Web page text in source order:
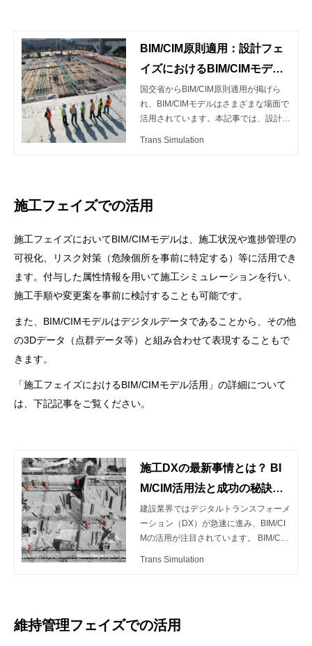
BIM/CIM原則適用：設計フェ
イズにおけるBIM/CIMモデル
の作成・活用
国交省からBIM/CIM原則適用が掲げら
れ、BIM/CIMモデルはさまざまな場面で
活用されています。本記事では、設計フ
Trans Simulation
施工フェイズでの活用
施工フェイズにおいてBIM/CIMモデルは、施工状況や進捗管理の
可視化、リスク対策（危険個所を事前に特定する）等に活用でき
ます。付与した属性情報を用いて施工シミュレーションを行い、
施工手順や変更案を事前に検討することも可能です。
また、BIM/CIMモデルはデジタルデータであることから、その他
の3Dデータ（点群データ等）と組み合わせて表現することもで
きます。
「施工フェイズにおけるBIM/CIMモデル活用」の詳細について
は、下記記事をご覧ください。
施工DXの最新事情とは？ BI
M/CIM活用法と成功の秘訣を
ご紹介
建設業界ではデジタルトランスフォーメ
ーション（DX）が急速に進み、BIM/CI
Mの活用が注目されています。 BIM/CIM
階においても、情報を充実させながらこ
Trans Simulation
維持管理フェイズでの活用